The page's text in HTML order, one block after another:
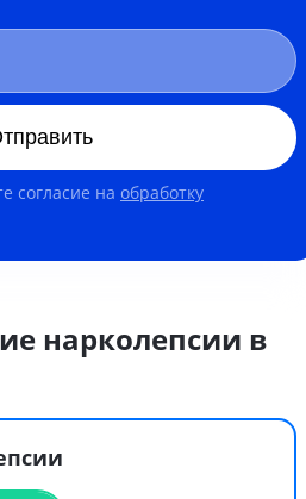
согласие на обработку
нарколепсии в